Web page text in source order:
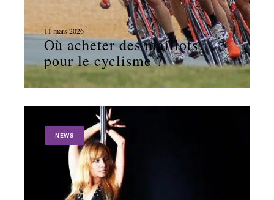
11 mars 2026
Où acheter des maillots
pour le cyclisme ?
NEWS